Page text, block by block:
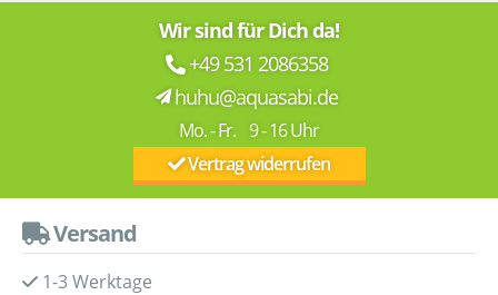
Wir sind für Dich da!
+49 531 2086358
huhu@aquasabi.de
Mo. - Fr. 9 - 16 Uhr
Vertrag widerrufen
Versand
1-3 Werktage